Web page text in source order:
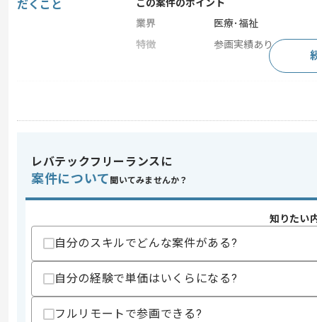
だくこと
この案件のポイント
業界
医療･福祉
特徴
参画実績あり
・VBAの開発経験2年以上
上記に似た経験やスキルをお持ちであれば申
その他募集要項
募集人数
1人
レバテックフリーランスに
案件について 聞いてみませんか？
知りたい
自分のスキルでどんな案件がある?
自分の経験で単価はいくらになる?
フルリモートで参画できる?